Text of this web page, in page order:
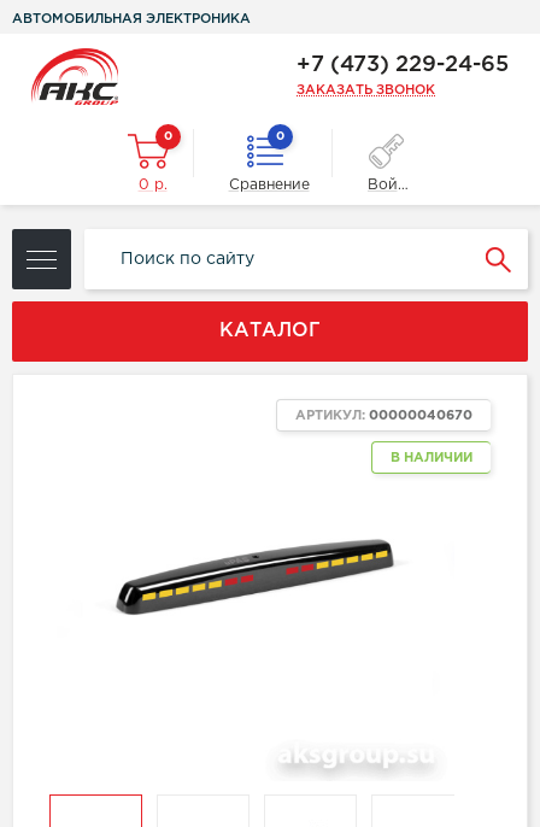
АВТОМОБИЛЬНАЯ ЭЛЕКТРОНИКА
+7 (473) 229-24-65
ЗАКАЗАТЬ ЗВОНОК
0
0 р.
0
Сравнение Войти
КАТАЛОГ
В НАЛИЧИИ
АРТИКУЛ: 00000040670